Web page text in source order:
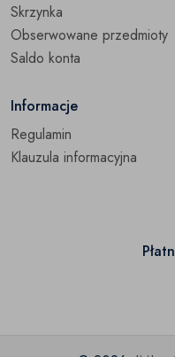
Skrzynka
Obserwowane przedmioty
Saldo konta
Informacje
Regulamin
Klauzula informacyjna